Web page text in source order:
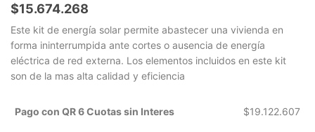
$15.674.268
Este kit de energía solar permite abastecer una vivienda en
forma ininterrumpida ante cortes o ausencia de energía
eléctrica de red externa. Los elementos incluidos en este kit
son de la mas alta calidad y eficiencia
Pago con QR 6 Cuotas sin Interes $19.122.607